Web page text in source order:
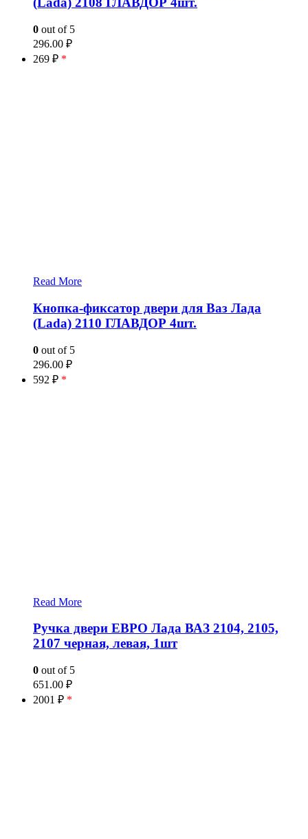
0 out of 5
296.00 ₽
269 ₽ *
Read More
Кнопка-фиксатор двери для Ваз Лада
(Lada) 2110 ГЛАВДОР 4шт.
0 out of 5
296.00 ₽
592 ₽ *
Read More
Ручка двери ЕВРО Лада ВАЗ 2104, 2105,
2107 черная, левая, 1шт
0 out of 5
651.00 ₽
2001 ₽ *